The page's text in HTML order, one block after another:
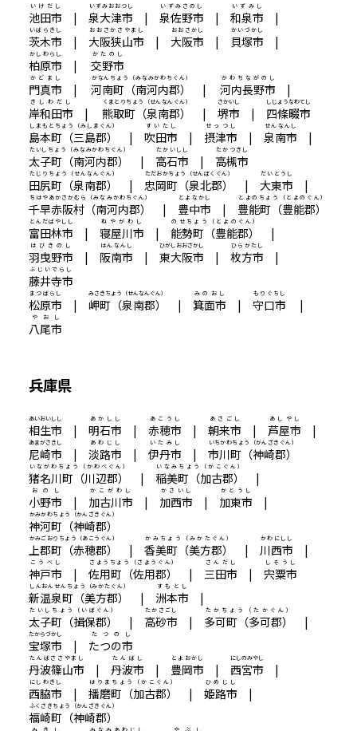
池田市
いけだし
|泉大津市
いずみおおつし
|泉佐野市
いずみさのし
|和泉市
いずみし
|
茨木市
いばらきし
|大阪狭山市
おおさかさやまし
|大阪市
おおさかし
| 貝塚市
かいづかし
|
柏原市
かしわらし
|交野市
かたのし
門真市
かどまし
|河南町（南河内郡）
かなんちょう（みなみかわちぐん）
|河内長野市
かわちながのし
|
岸和田市
きしわだし
|熊取町（泉南郡）
くまとりちょう（せんなんぐん）
|堺市
さかいし
| 四條畷市
しじょうなわてし
島本町（三島郡）
しまもとちょう（みしまぐん）
|吹田市
すいたし
| 摂津市
せっつし
|泉南市
せんなんし
|
太子町（南河内郡）
たいしちょう（みなみかわちぐん）
| 高石市
たかいしし
| 高槻市
たかつきし
田尻町（泉南郡）
たじりちょう（せんなんぐん）
| 忠岡町（泉北郡）
ただおかちょう（せんぼくぐん）
|大東市
だいとうし
|
千早赤阪村（南河内郡）
ちはやあかさかむら（みなみかわちぐん）
| 豊中市
とよなかし
| 豊能町（豊能郡）
とよのちょう（とよのぐん）
富田林市
とんだばやしし
|寝屋川市
ねやがわし
|能勢町（豊能郡）
のせちょう（とよのぐん）
|
羽曳野市
はびきのし
| 阪南市
はんなんし
|東大阪市
ひがしおおさかし
|枚方市
ひらかたし
|
藤井寺市
ふじいでらし
松原市
まつばらし
|岬町（泉南郡）
みさきちょう（せんなんぐん）
|箕面市
みのおし
|守口市
もりぐちし
|
八尾市
やおし
兵庫県
相生市
あいおいしし
|明石市
あかしし
|赤穂市
あこうし
|朝来市
あさごし
|芦屋市
あしやし
|
尼崎市
あまがさきし
|淡路市
あわじし
|伊丹市
いたみし
|市川町（神崎郡）
いちかわちょう（かんざきぐん）
猪名川町（川辺郡）
いながわちょう（かわべぐん）
| 稲美町（加古郡）
いなみちょう（かこぐん）
|
小野市
おのし
| 加古川市
かこがわし
| 加西市
かさいし
| 加東市
かとうし
|
神河町（神崎郡）
かみかわちょう（かんざきぐん）
上郡町（赤穂郡）
かみごおりちょう（あこうぐん）
|香美町（美方郡）
かみちょう（みかたぐん）
| 川西市
かわにしし
|
神戸市
こうべし
|佐用町（佐用郡）
さようちょう（さようぐん）
| 三田市
さんだし
|宍粟市
しそうし
新温泉町（美方郡）
しんおんせんちょう（みかたぐん）
| 洲本市
すもとし
|
太子町（揖保郡）
たいしちょう（いぼぐん）
| 高砂市
たかさごし
| 多可町（多可郡）
たかちょう（たかぐん）
|
宝塚市
たからづかし
| たつの市
たつのし
丹波篠山市
たんばささやまし
|丹波市
たんばし
| 豊岡市
とよおかし
| 西宮市
にしのみやし
|
西脇市
にしわきし
|播磨町（加古郡）
はりまちょう（かこぐん）
|姫路市
ひめじし
|
福崎町（神崎郡）
ふくさきちょう（かんざきぐん）
みきし みなみあわじし やぶし